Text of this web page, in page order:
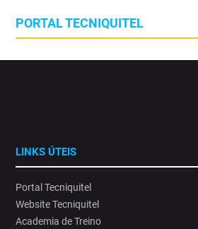
PORTAL TECNIQUITEL
LINKS ÚTEIS
Portal Tecniquitel
Website Tecniquitel
Academia de Treino